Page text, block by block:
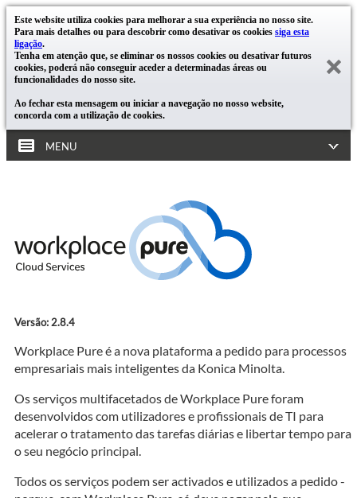
Este website utiliza cookies para melhorar a sua experiência no nosso site.
Para mais detalhes ou para descobrir como desativar os cookies siga esta
ligação.
Tenha em atenção que, se eliminar os nossos cookies ou desativar futuros
cookies, poderá não conseguir aceder a determinadas áreas ou
funcionalidades do nosso site.
Ao fechar esta mensagem ou iniciar a navegação no nosso website,
concorda com a utilização de cookies.
MENU
Versão: 2.8.4
Workplace Pure é a nova plataforma a pedido para processos
empresariais mais inteligentes da Konica Minolta.
Os serviços multifacetados de Workplace Pure foram
desenvolvidos com utilizadores e profissionais de TI para
acelerar o tratamento das tarefas diárias e libertar tempo para
o seu negócio principal.
Todos os serviços podem ser activados e utilizados a pedido -